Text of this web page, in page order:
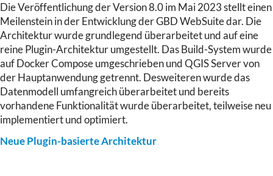
Die Veröffentlichung der Version 8.0 im Mai 2023 stellt einen
Meilenstein in der Entwicklung der GBD WebSuite dar. Die
Architektur wurde grundlegend überarbeitet und auf eine
reine Plugin-Architektur umgestellt. Das Build-System wurde
auf Docker Compose umgeschrieben und QGIS Server von
der Hauptanwendung getrennt. Desweiteren wurde das
Datenmodell umfangreich überarbeitet und bereits
vorhandene Funktionalität wurde überarbeitet, teilweise neu
implementiert und optimiert.
Neue Plugin-basierte Architektur